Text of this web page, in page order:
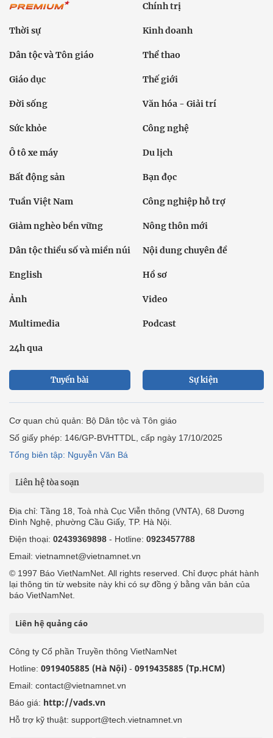
Chính trị
Thời sự Kinh doanh
Dân tộc và Tôn giáo Thể thao
Giáo dục Thế giới
Đời sống Văn hóa - Giải trí
Sức khỏe Công nghệ
Ô tô xe máy Du lịch
Bất động sản Bạn đọc
Tuần Việt Nam Công nghiệp hỗ trợ
Giảm nghèo bền vững Nông thôn mới
Dân tộc thiểu số và miền núi Nội dung chuyên đề
English Hồ sơ
Ảnh Video
Multimedia Podcast
24h qua
Tuyến bài Sự kiện
Cơ quan chủ quản: Bộ Dân tộc và Tôn giáo
Số giấy phép: 146/GP-BVHTTDL, cấp ngày 17/10/2025
Tổng biên tập: Nguyễn Văn Bá
Liên hệ tòa soạn
Địa chỉ: Tầng 18, Toà nhà Cục Viễn thông (VNTA), 68 Dương
Đình Nghệ, phường Cầu Giấy, TP. Hà Nội.
Điện thoại: 02439369898 - Hotline: 0923457788
Email: vietnamnet@vietnamnet.vn
© 1997 Báo VietNamNet. All rights reserved. Chỉ được phát hành
lại thông tin từ website này khi có sự đồng ý bằng văn bản của
báo VietNamNet.
Liên hệ quảng cáo
Công ty Cổ phần Truyền thông VietNamNet
Hotline: 0919405885 (Hà Nội) - 0919435885 (Tp.HCM)
Email: contact@vietnamnet.vn
Báo giá: http://vads.vn
Hỗ trợ kỹ thuật: support@tech.vietnamnet.vn